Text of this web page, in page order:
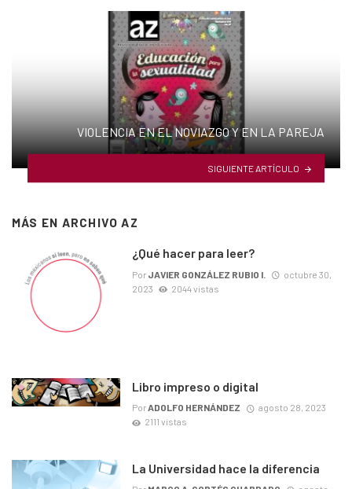
VIOLENCIA EN EL NOVIAZGO Y EN LA PAREJA
SIGUIENTE ARTÍCULO
MÁS EN ARCHIVO AZ
¿Qué hacer para leer?
Por JAVIER GONZÁLEZ RUBIO I.
octubre 30,
2023
2044 vistas
Libro impreso o digital
PorADOLFO HERNÁNDEZ
agosto 28, 2023
2111 vistas
La Universidad hace la diferencia